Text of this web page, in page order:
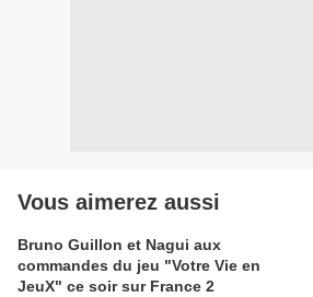
Vous aimerez aussi
Bruno Guillon et Nagui aux
commandes du jeu "Votre Vie en
JeuX" ce soir sur France 2